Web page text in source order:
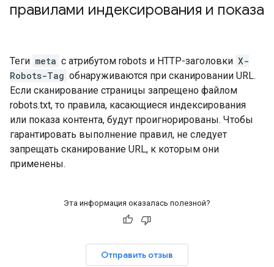
правилами индексирования и показа
Теги meta с атрибутом robots и HTTP-заголовки X-
Robots-Tag обнаруживаются при сканировании URL.
Если сканирование страницы запрещено файлом
robots.txt, то правила, касающиеся индексирования
или показа контента, будут проигнорированы. Чтобы
гарантировать выполнение правил, не следует
запрещать сканирование URL, к которым они
применены.
Эта информация оказалась полезной?
Отправить отзыв